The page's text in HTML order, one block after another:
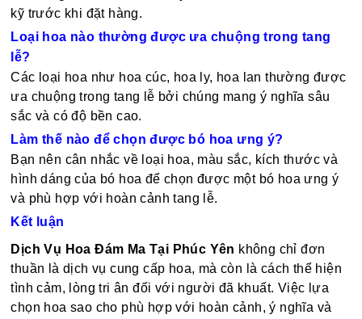
kỹ trước khi đặt hàng.
Loại hoa nào thường được ưa chuộng trong tang
lễ?
Các loại hoa như hoa cúc, hoa ly, hoa lan thường được
ưa chuộng trong tang lễ bởi chúng mang ý nghĩa sâu
sắc và có độ bền cao.
Làm thế nào để chọn được bó hoa ưng ý?
Bạn nên cân nhắc về loại hoa, màu sắc, kích thước và
hình dáng của bó hoa để chọn được một bó hoa ưng ý
và phù hợp với hoàn cảnh tang lễ.
Kết luận
Dịch Vụ Hoa Đám Ma Tại Phúc Yên không chỉ đơn
thuần là dịch vụ cung cấp hoa, mà còn là cách thể hiện
tình cảm, lòng tri ân đối với người đã khuất. Việc lựa
chọn hoa sao cho phù hợp với hoàn cảnh, ý nghĩa và